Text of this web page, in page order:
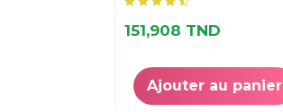
151,908 TND
Ajouter au panier